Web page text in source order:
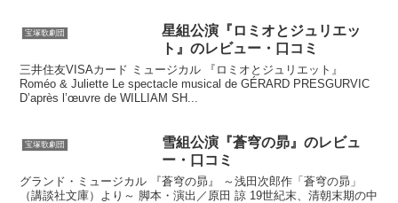
宝塚歌劇団
星組公演『ロミオとジュリエッ
ト』のレビュー・口コミ
三井住友VISAカード ミュージカル 『ロミオとジュリエット』
Roméo & Juliette Le spectacle musical de GÉRARD PRESGURVIC
D’après l’œuvre de WILLIAM SH...
宝塚歌劇団
雪組公演『蒼穹の昴』のレビュ
ー・口コミ
グランド・ミュージカル 『蒼穹の昴』 ～浅田次郎作「蒼穹の昴」
（講談社文庫）より～ 脚本・演出／原田 諒 19世紀末、清朝末期の中